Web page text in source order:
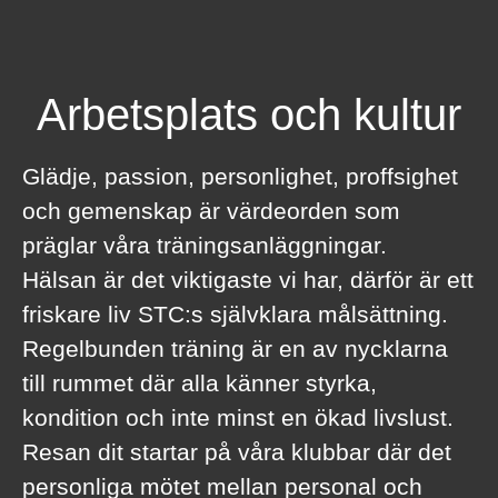
Arbetsplats och kultur
Glädje, passion, personlighet, proffsighet
och gemenskap är värdeorden som
präglar våra träningsanläggningar.
Hälsan är det viktigaste vi har, därför är ett
friskare liv STC:s självklara målsättning.
Regelbunden träning är en av nycklarna
till rummet där alla känner styrka,
kondition och inte minst en ökad livslust.
Resan dit startar på våra klubbar där det
personliga mötet mellan personal och